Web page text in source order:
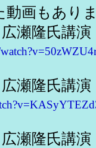
画もあり
瀬隆氏講演
瀬隆氏講演
瀬隆氏講演